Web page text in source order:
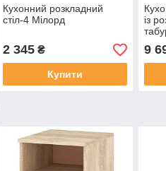
Кухонний розкладний
стіл-4 Мілорд
2 345₴
Купити
із
9